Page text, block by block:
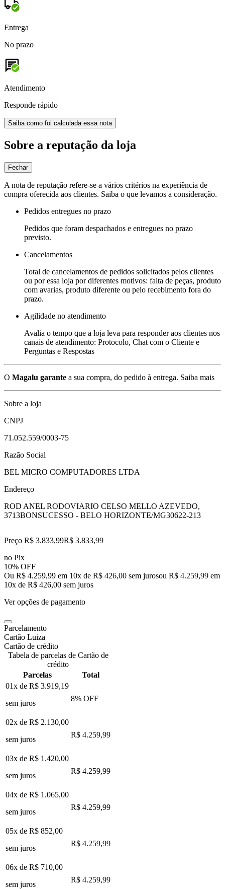
Entrega
No prazo
Atendimento
Responde rápido
Saiba como foi calculada essa nota
Sobre a reputação da loja
Fechar
A nota de reputação refere-se a vários critérios na experiência de
compra oferecida aos clientes. Saiba o que levamos a consideração.
Pedidos entregues no prazo
Pedidos que foram despachados e entregues no prazo
previsto.
Cancelamentos
Total de cancelamentos de pedidos solicitados pelos clientes
ou por essa loja por diferentes motivos: falta de peças, produto
com avarias, produto diferente ou pelo recebimento fora do
prazo.
Agilidade no atendimento
Avalia o tempo que a loja leva para responder aos clientes nos
canais de atendimento: Protocolo, Chat com o Cliente e
Perguntas e Respostas
O Magalu garante a sua compra, do pedido à entrega. Saiba mais
Sobre a loja
CNPJ
71.052.559/0003-75
Razão Social
BEL MICRO COMPUTADORES LTDA
Endereço
ROD ANEL RODOVIARIO CELSO MELLO AZEVEDO,
3713BONSUCESSO - BELO HORIZONTE/MG30622-213
Preço R$ 3.833,99R$ 3.833,99
no Pix
10% OFF
Ou R$ 4.259,99 em 10x de R$ 426,00 sem jurosou R$ 4.259,99 em
10x de R$ 426,00 sem juros
Ver opções de pagamento
Parcelamento
Cartão Luiza
Cartão de crédito
Tabela de parcelas de Cartão de
crédito
Parcelas
Total
01x de R$ 3.919,19
sem juros
8% OFF
02x de R$ 2.130,00
sem juros
R$ 4.259,99
03x de R$ 1.420,00
sem juros
R$ 4.259,99
04x de R$ 1.065,00
sem juros
R$ 4.259,99
05x de R$ 852,00
sem juros
R$ 4.259,99
06x de R$ 710,00
sem juros
R$ 4.259,99